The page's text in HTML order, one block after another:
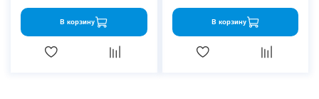
В корзину В корзину